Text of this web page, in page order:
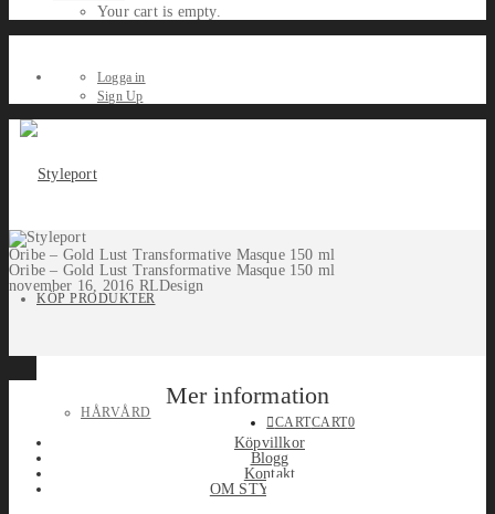
Your cart is empty.
Logga in
Sign Up
KÖP PRODUKTER
HÅRVÅRD
CARTCART0
Oribe – Gold Lust Transformative Masque 150 ml
Oribe – Gold Lust Transformative Masque 150 ml
november 16, 2016 RLDesign
Mer information
Köpvillkor
Blogg
Kontakt
OM STYLEPORT